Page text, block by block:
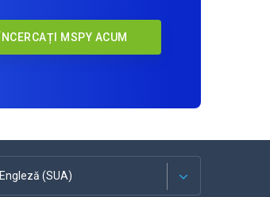
ÎNCERCAȚI MSPY ACUM
Engleză (SUA)